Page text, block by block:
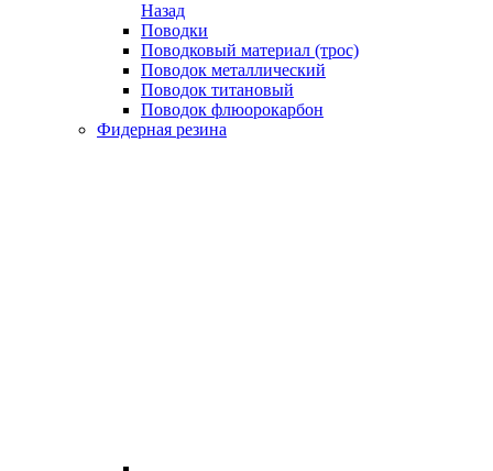
Назад
Поводки
Поводковый материал (трос)
Поводок металлический
Поводок титановый
Поводок флюорокарбон
Фидерная резина